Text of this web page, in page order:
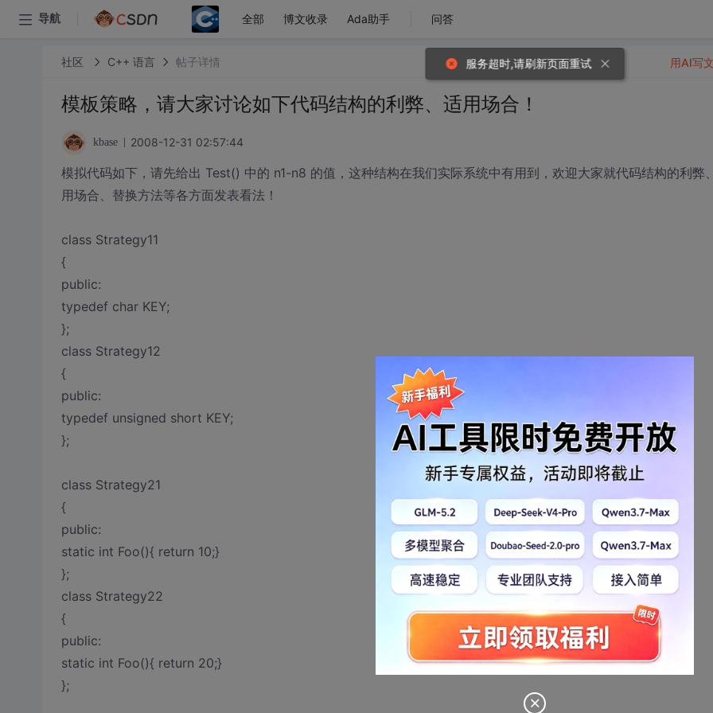
导航 全部 博文收录 Ada助手 问答
社区 C++ 语言 帖子详情
模板策略，请大家讨论如下代码结构的利弊、适用场合！
kbase 2008-12-31 02:57:44
模拟代码如下，请先给出 Test() 中的 n1-n8 的值，这种结构在我们实际系统中有用到，欢迎大家就代码结构的利弊
用场合、替换方法等各方面发表看法！
class Strategy11
{
public:
typedef char KEY;
};
class Strategy12
{
public:
typedef unsigned short KEY;
};
class Strategy21
{
public:
static int Foo(){ return 10;}
};
class Strategy22
{
public:
static int Foo(){ return 20;}
};
用AI写